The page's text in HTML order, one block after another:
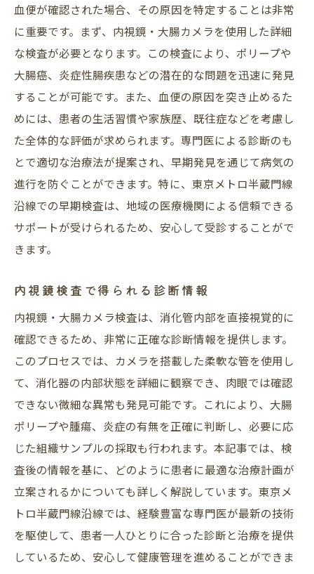
血便が確認された場合、その原因を特定することは非常
に重要です。まず、内視鏡・大腸カメラを使用した詳細
な検査が必要となります。この検査により、ポリープや
大腸癌、炎症性腸疾患などの潜在的な問題を迅速に発見
することが可能です。また、血便の原因を突き止めるた
めには、患者の生活習慣や家族歴、既往症などを考慮し
た全体的な評価が求められます。専門医による診断のも
とで適切な治療法が提案され、早期発見を通じて病気の
進行を防ぐことができます。特に、東京メトロ半蔵門線
沿線での早期検査は、地域の医療機関による信頼できる
サポートが受けられるため、安心して受診することがで
きます。
内視鏡検査で得られる診断情報
内視鏡・大腸カメラ検査は、消化管内部を直接視覚的に
確認できるため、非常に正確な診断情報を提供します。
このプロセスでは、カメラを搭載した柔軟な管を使用し
て、消化器の内部状態を詳細に観察でき、肉眼では確認
できない微細な異常も発見可能です。これにより、大腸
ポリープや腫瘍、炎症の有無を正確に判断し、必要に応
じた組織サンプルの採取も行われます。本記事では、検
査後の情報を基に、どのように患者に最適な治療計画が
立案されるかについても詳しく解説しています。東京メ
トロ半蔵門線沿線では、経験豊富な専門医が最新の技術
を駆使して、患者一人ひとりに合った診断と治療を提供
しているため、安心して健康管理を進めることができま